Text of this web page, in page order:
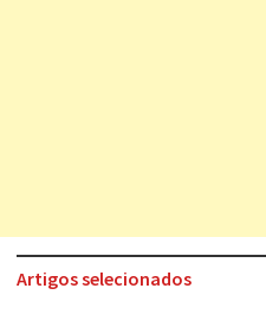
Artigos selecionados